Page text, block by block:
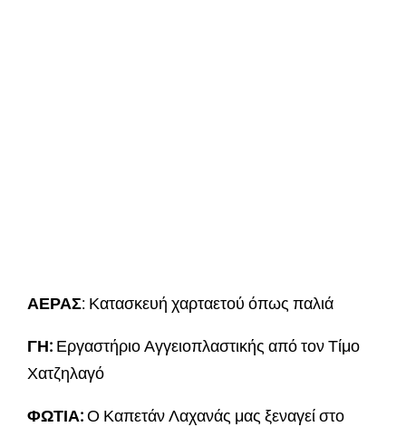
ΑΕΡΑΣ: Κατασκευή χαρταετού όπως παλιά
ΓΗ: Εργαστήριο Αγγειοπλαστικής από τον Τίμο
Χατζηλαγό
ΦΩΤΙΑ:Ο Καπετάν Λαχανάς μας ξεναγεί στο